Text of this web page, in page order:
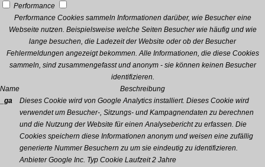
Performance
Performance Cookies sammeln Informationen darüber, wie Besucher eine
Webseite nutzen. Beispielsweise welche Seiten Besucher wie häufig und wie
lange besuchen, die Ladezeit der Website oder ob der Besucher
Fehlermeldungen angezeigt bekommen. Alle Informationen, die diese Cookies
sammeln, sind zusammengefasst und anonym - sie können keinen Besucher
identifizieren.
Name
Beschreibung
_ga
Dieses Cookie wird von Google Analytics installiert. Dieses Cookie wird
verwendet um Besucher-, Sitzungs- und Kampagnendaten zu berechnen
und die Nutzung der Website für einen Analysebericht zu erfassen. Die
Cookies speichern diese Informationen anonym und weisen eine zufällig
generierte Nummer Besuchern zu um sie eindeutig zu identifizieren.
Anbieter Google Inc. Typ Cookie Laufzeit 2 Jahre